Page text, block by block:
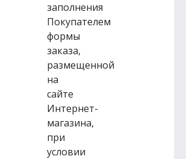
заполнения
Покупателем
формы
заказа,
размещенной
на
сайте
Интернет-
магазина,
при
условии